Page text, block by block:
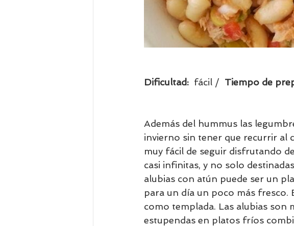
Dificultad: fácil / Tiempo de
Además del hummus las
invierno sin tener que recurrir al
muy fácil de seguir disfrutando
casi infinitas, y no solo
alubias con atún puede ser un
para un día un poco más fresco.
como templada. Las alubias son
estupendas en platos fríos